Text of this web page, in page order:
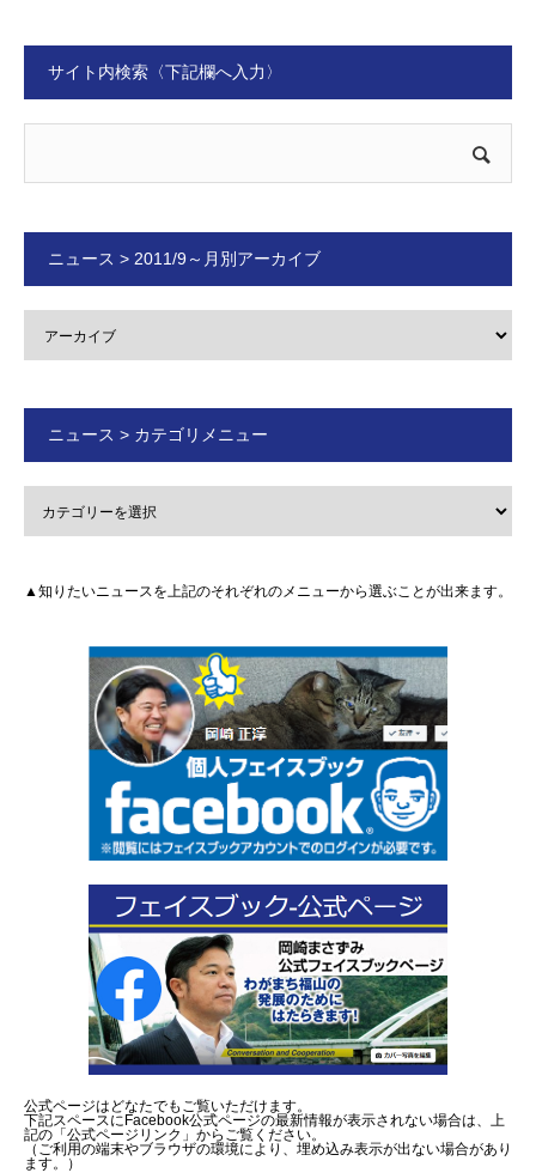
サイト内検索〈下記欄へ入力〉
ニュース > 2011/9～月別アーカイブ
ニュース > カテゴリメニュー
▲知りたいニュースを上記のそれぞれのメニューから選ぶことが出来ます。
公式ページはどなたでもご覧いただけます。
下記スペースにFacebook公式ページの最新情報が表示されない場合は、上
記の「公式ページリンク」からご覧ください。
（ご利用の端末やブラウザの環境により、埋め込み表示が出ない場合があり
ます。）